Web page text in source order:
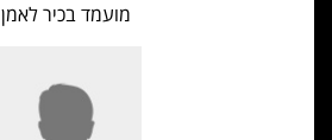
מועמד בכיר לאמן